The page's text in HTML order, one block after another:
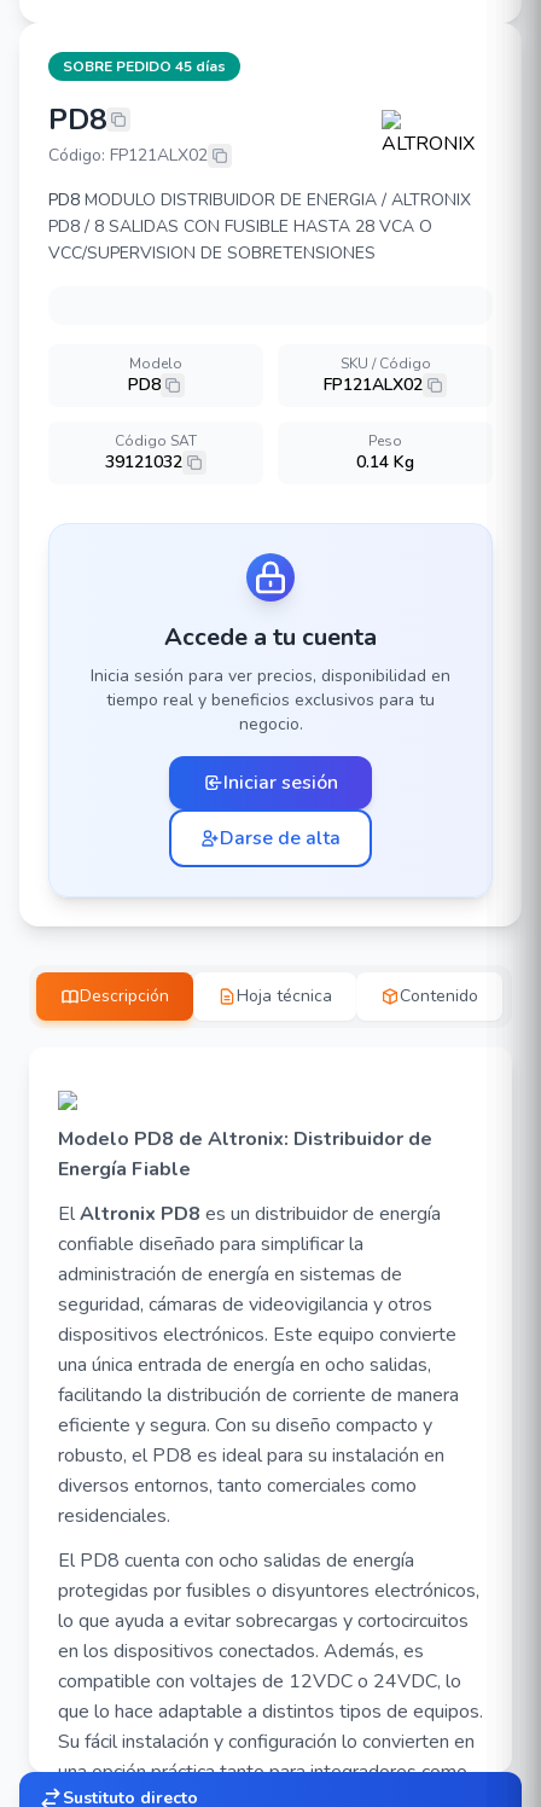
SOBRE PEDIDO 45 días
ALTRONIX PD8
PD8
Código: FP121ALX02
PD8 MODULO DISTRIBUIDOR DE ENERGIA / ALTRONIX
PD8 / 8 SALIDAS CON FUSIBLE HASTA 28 VCA O
VCC/SUPERVISION DE SOBRETENSIONES
Modelo
PD8
SKU / Código
FP121ALX02
Código SAT
39121032
Peso
0.14 Kg
Accede a tu cuenta
Inicia sesión para ver precios, disponibilidad en
tiempo real y beneficios exclusivos para tu
negocio.
Iniciar sesión
Darse de alta
Descripción Hoja técnica Contenido
Modelo PD8 de Altronix: Distribuidor de
Energía Fiable
ElAltronix PD8 es un distribuidor de energía
confiable diseñado para simplificar la
administración de energía en sistemas de
seguridad, cámaras de videovigilancia y otros
dispositivos electrónicos. Este equipo convierte
una única entrada de energía en ocho salidas,
facilitando la distribución de corriente de manera
eficiente y segura. Con su diseño compacto y
robusto, el PD8 es ideal para su instalación en
diversos entornos, tanto comerciales como
residenciales.
El PD8 cuenta con ocho salidas de energía
protegidas por fusibles o disyuntores electrónicos,
lo que ayuda a evitar sobrecargas y cortocircuitos
en los dispositivos conectados. Además, es
compatible con voltajes de 12VDC o 24VDC, lo
que lo hace adaptable a distintos tipos de equipos.
Su fácil instalación y configuración lo convierten en
una opción práctica tanto para integradores como
Sustituto directo